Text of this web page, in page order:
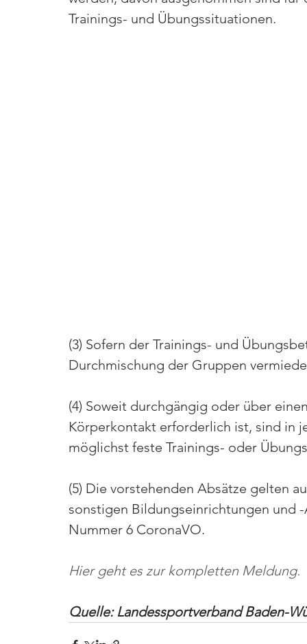
Trainings- und Übungssituationen.
(3) Sofern der Trainings- und
Durchmischung der Gruppen
(4) Soweit durchgängig oder über
Körperkontakt erforderlich ist, sind in
möglichst feste Trainings- oder
(5) Die vorstehenden Absätze gelten
sonstigen Bildungseinrichtungen und
Nummer 6 CoronaVO.
Hier geht es zur kompletten Meldung.
Quelle: Landessportverband Baden-